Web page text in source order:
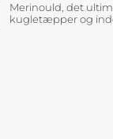
Merinould, det
kugletæpper og